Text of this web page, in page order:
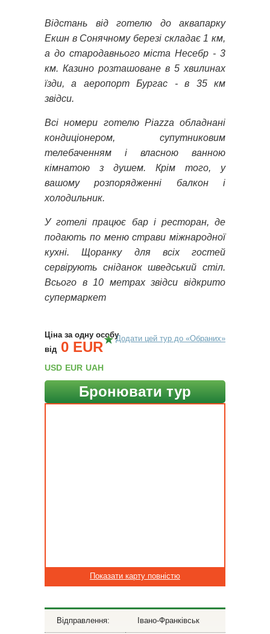
Відстань від готелю до аквапарку
Екшн в Сонячному березі складає 1 км,
а до стародавнього міста Несебр - 3
км. Казино розташоване в 5 хвилинах
їзди, а аеропорт Бургас - в 35 км
звідси.
Всі номери готелю Piazza обладнані
кондиціонером, супутниковим
телебаченням і власною ванною
кімнатою з душем. Крім того, у
вашому розпорядженні балкон і
холодильник.
У готелі працює бар і ресторан, де
подають по меню страви міжнародної
кухні. Щоранку для всіх гостей
сервірують сніданок шведський стіл.
Всього в 10 метрах звідси відкрито
супермаркет
Ціна за одну особу
від 0 EUR
USD EUR UAH
Бронювати тур
Додати цей тур до «Обраних»
Показати карту повністю
Відправлення: Івано-Франківськ